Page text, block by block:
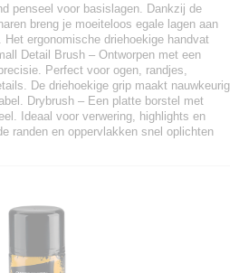
penseel voor basislagen. Dankzij de
breng je moeiteloos egale lagen aan
ergonomische driehoekige handvat
Detail Brush – Ontworpen met een
Perfect voor ogen, randjes,
De driehoekige grip maakt nauwkeurig
Drybrush – Een platte borstel met
Ideaal voor verwering, highlights en
randen en oppervlakken snel oplichten